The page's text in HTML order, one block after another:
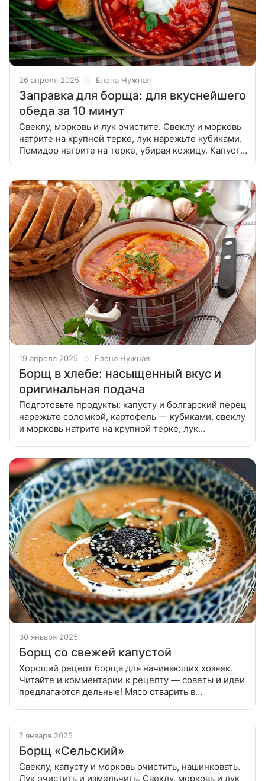
26 апреля 2025 Елена Нужная
Заправка для борща: для вкуснейшего
обеда за 10 минут
Свеклу, морковь и лук очистите. Свеклу и морковь
натрите на крупной терке, лук нарежьте кубиками.
Помидор натрите на терке, убирая кожицу. Капусту
19 апреля 2025 Елена Нужная
Борщ в хлебе: насыщенный вкус и
оригинальная подача
Подготовьте продукты: капусту и болгарский перец
нарежьте соломкой, картофель — кубиками, свеклу
и морковь натрите на крупной терке, лук
30 января 2025
Борщ со свежей капустой
Хороший рецепт борща для начинающих хозяек.
Читайте и комментарии к рецепту — советы и идеи
предлагаются дельные! Мясо отварить в
7 января 2025
Борщ «Сельский»
Свеклу, капусту и морковь очистить, нашинковать.
Лук очистить и измельчить. Свеклу, морковь и лук